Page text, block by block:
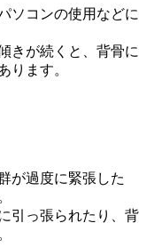
ソコンの使用などに
きが続くと、背骨に
ります。
が過度に緊張した
引っ張られたり、背